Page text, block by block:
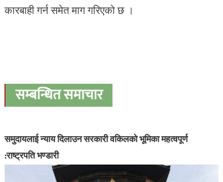
कारबाही गर्न समेत माग गरिएको छ ।
सम्बन्धित समाचार
समुदायलाई न्याय दिलाउन सरकारी वकिलको भूमिका महत्वपूर्ण
:राष्ट्रपति भण्डारी